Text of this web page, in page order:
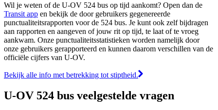
Wil je weten of de U-OV 524 bus op tijd aankomt? Open dan de
Transit app en bekijk de door gebruikers gegenereerde
punctualiteitsrapporten voor de 524 bus. Je kunt ook zelf bijdragen
aan rapporten en aangeven of jouw rit op tijd, te laat of te vroeg
aankwam. Onze punctualiteitsstatistieken worden namelijk door
onze gebruikers gerapporteerd en kunnen daarom verschillen van de
officiële cijfers van U-OV.
Bekijk alle info met betrekking tot stiptheid.
U-OV 524 bus veelgestelde vragen